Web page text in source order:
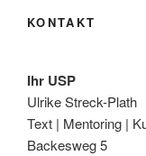
KONTAKT
Ihr USP
Ulrike Streck-Plath
Text | Mentoring |
Backesweg 5